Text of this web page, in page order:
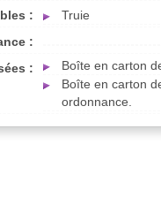
:
Truie
:
:
Boîte en carton
Boîte en carton
ordonnance.